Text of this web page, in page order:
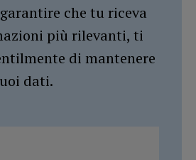
che tu riceva
più rilevanti, ti
di mantenere
dati.